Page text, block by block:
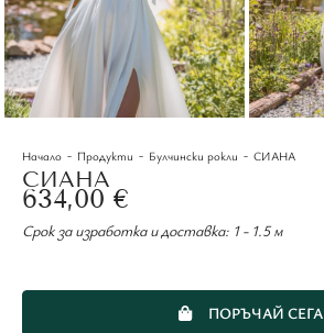
Начало - Продукти - Булчински рокли - СИАНА
СИАНА
634,00 €
Срок за изработка и доставка: 1 - 1.5 м
ПОРЪЧАЙ СЕГА